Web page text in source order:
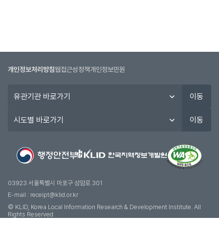
개인정보처리방침웹접근성정책개인정보민원
관
이동
도
기
이동
03923 서울특별시 마포구 성암로 301
E-mail : receipt@klid.or.kr
© KLID, Korea Local Information Research & Development Institute. AII
Rights Reserved.